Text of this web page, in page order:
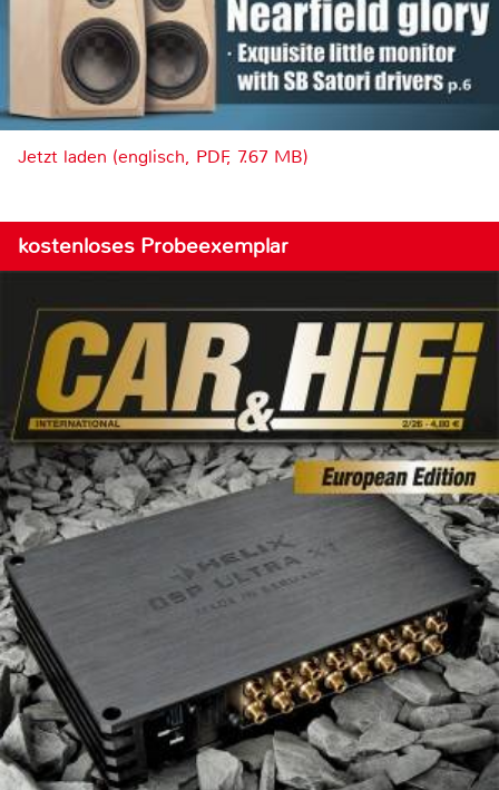
Jetzt laden (englisch, PDF, 7.67 MB)
kostenloses Probeexemplar